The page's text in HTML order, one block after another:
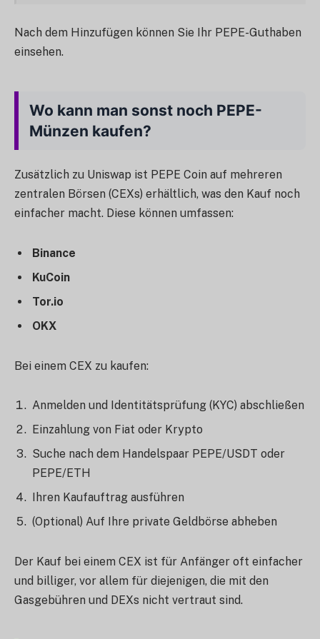
Nach dem Hinzufügen können Sie Ihr PEPE-Guthaben
einsehen.
Wo kann man sonst noch PEPE-
Münzen kaufen?
Zusätzlich zu Uniswap ist PEPE Coin auf mehreren
zentralen Börsen (CEXs) erhältlich, was den Kauf noch
einfacher macht. Diese können umfassen:
Binance
KuCoin
Tor.io
OKX
Bei einem CEX zu kaufen:
Anmelden und Identitätsprüfung (KYC) abschließen
Einzahlung von Fiat oder Krypto
Suche nach dem Handelspaar PEPE/USDT oder
PEPE/ETH
Ihren Kaufauftrag ausführen
(Optional) Auf Ihre private Geldbörse abheben
Der Kauf bei einem CEX ist für Anfänger oft einfacher
und billiger, vor allem für diejenigen, die mit den
Gasgebühren und DEXs nicht vertraut sind.